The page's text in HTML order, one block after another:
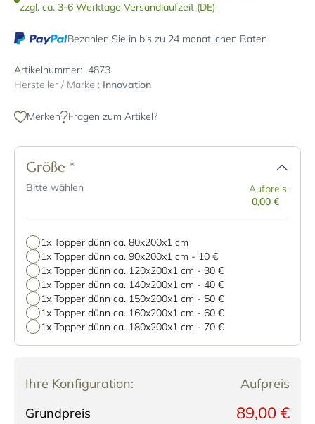
zzgl. ca. 3-6 Werktage Versandlaufzeit (DE)
Bezahlen Sie in bis zu 24 monatlichen Raten
Artikelnummer: 4873
Hersteller / Marke : Innovation
Merken Fragen zum Artikel?
Größe *
Bitte wählen
Aufpreis:
0,00 €
1x Topper dünn ca. 80x200x1 cm
1x Topper dünn ca. 90x200x1 cm - 10 €
1x Topper dünn ca. 120x200x1 cm - 30 €
1x Topper dünn ca. 140x200x1 cm - 40 €
1x Topper dünn ca. 150x200x1 cm - 50 €
1x Topper dünn ca. 160x200x1 cm - 60 €
1x Topper dünn ca. 180x200x1 cm - 70 €
Ihre Konfiguration:
Aufpreis
Grundpreis
89,00 €